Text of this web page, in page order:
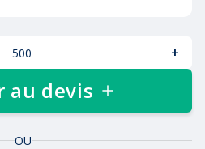
+
au devis
OU